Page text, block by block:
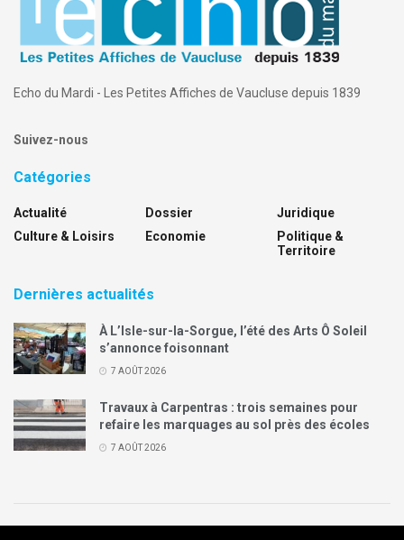
Echo du Mardi - Les Petites Affiches de Vaucluse depuis 1839
Suivez-nous
Catégories
Actualité
Culture & Loisirs
Dossier
Economie
Juridique
Politique &
Territoire
Dernières actualités
À L’Isle-sur-la-Sorgue, l’été des Arts Ô Soleil
s’annonce foisonnant
7 AOÛT 2026
Travaux à Carpentras : trois semaines pour
refaire les marquages au sol près des écoles
7 AOÛT 2026